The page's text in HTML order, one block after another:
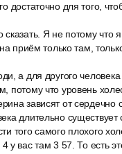
достаточно для того,
Я не потому что
приём только там,
а для другого
потому что уровень
зависят от сердечно
длительно
того самого плохого
вас там 3 57. То есть